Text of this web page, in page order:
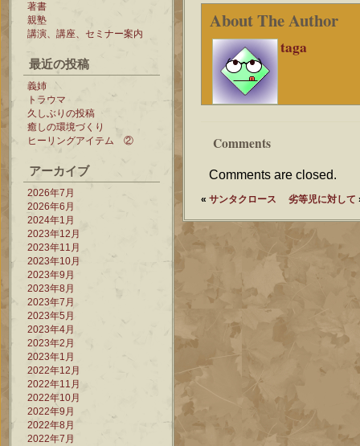
著書
親塾
講演、講座、セミナー案内
最近の投稿
義姉
トラウマ
久しぶりの投稿
癒しの環境づくり
ヒーリングアイテム ②
アーカイブ
2026年7月
2026年6月
2024年1月
2023年12月
2023年11月
2023年10月
2023年9月
2023年8月
2023年7月
2023年5月
2023年4月
2023年2月
2023年1月
2022年12月
2022年11月
2022年10月
2022年9月
2022年8月
2022年7月
About The Author
taga
Comments
Comments are closed.
« サンタクロース 劣等児に対して